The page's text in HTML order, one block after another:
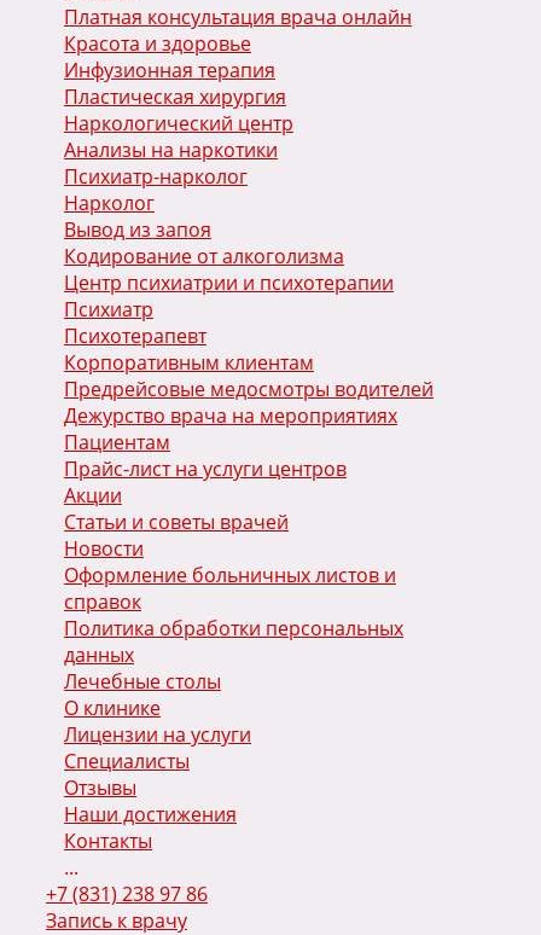
Платная консультация врача онлайн
Красота и здоровье
Инфузионная терапия
Пластическая хирургия
Наркологический центр
Анализы на наркотики
Психиатр-нарколог
Нарколог
Вывод из запоя
Кодирование от алкоголизма
Центр психиатрии и психотерапии
Психиатр
Психотерапевт
Корпоративным клиентам
Предрейсовые медосмотры водителей
Дежурство врача на мероприятиях
Пациентам
Прайс-лист на услуги центров
Акции
Статьи и советы врачей
Новости
Оформление больничных листов и
справок
Политика обработки персональных
данных
Лечебные столы
О клинике
Лицензии на услуги
Специалисты
Отзывы
Наши достижения
Контакты
...
+7 (831) 238 97 86
Запись к врачу